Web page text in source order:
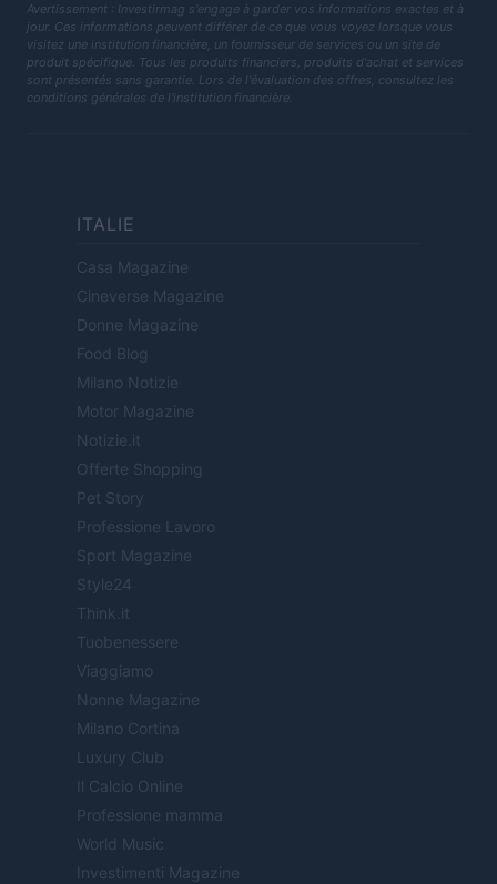
Avertissement : Investirmag s'engage à garder vos informations exactes et à
jour. Ces informations peuvent différer de ce que vous voyez lorsque vous
visitez une institution financière, un fournisseur de services ou un site de
produit spécifique. Tous les produits financiers, produits d'achat et services
sont présentés sans garantie. Lors de l'évaluation des offres, consultez les
conditions générales de l'institution financière.
ITALIE
Casa Magazine
Cineverse Magazine
Donne Magazine
Food Blog
Milano Notizie
Motor Magazine
Notizie.it
Offerte Shopping
Pet Story
Professione Lavoro
Sport Magazine
Style24
Think.it
Tuobenessere
Viaggiamo
Nonne Magazine
Milano Cortina
Luxury Club
Il Calcio Online
Professione mamma
World Music
Investimenti Magazine